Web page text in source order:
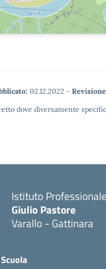
02.12.2022 -
dove diversamente
Istituto
Giulio Pastore
Varallo - Gattinara